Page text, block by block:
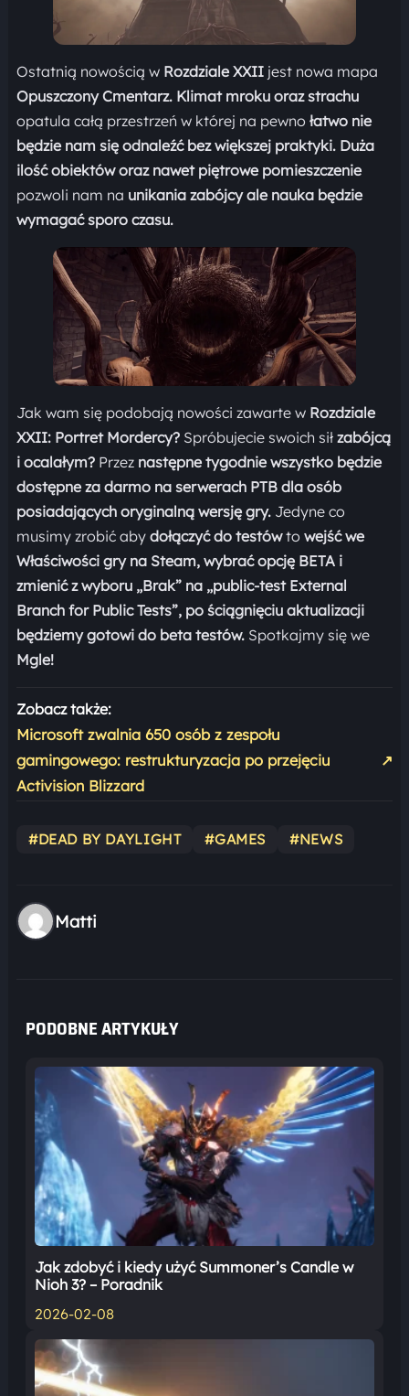
Ostatnią nowością w Rozdziale XXIIjest nowa mapa
Opuszczony Cmentarz. Klimat mroku oraz strachu
opatula całą przestrzeń w której na pewno łatwo nie
będzie nam się odnaleźć bez większej praktyki. Duża
ilość obiektów oraz nawet piętrowe pomieszczenie
pozwoli nam na unikania zabójcy ale nauka będzie
wymagać sporo czasu.
Jak wam się podobają nowości zawarte w Rozdziale
XXII: Portret Mordercy?Spróbujecie swoich sił zabójcą
i ocalałym?Przez następne tygodnie wszystko będzie
dostępne za darmo na serwerach PTB dla osób
posiadających oryginalną wersję gry.Jedyne co
musimy zrobić aby dołączyć do testówto wejść we
Właściwości gry na Steam, wybrać opcję BETA i
zmienić z wyboru „Brak” na „public-test External
Branch for Public Tests”, po ściągnięciu aktualizacji
będziemy gotowi do beta testów.Spotkajmy się we
Mgle!
Zobacz także:
Microsoft zwalnia 650 osób z zespołu
gamingowego: restrukturyzacja po przejęciu
Activision Blizzard
↗
#DEAD BY DAYLIGHT #GAMES #NEWS
Matti
PODOBNE ARTYKUŁY
Jak zdobyć i kiedy użyć Summoner’s Candle w
Nioh 3? – Poradnik
2026-02-08